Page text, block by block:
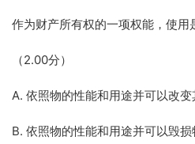
作为财产所有权的一项权能，使用
（2.00分）
A. 依照物的性能和用途并可以改变
B. 依照物的性能和用途并可以毁损